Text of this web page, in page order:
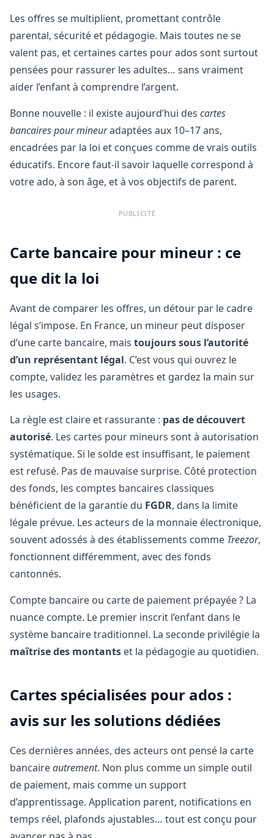
Les offres se multiplient, promettant contrôle
parental, sécurité et pédagogie. Mais toutes ne se
valent pas, et certaines cartes pour ados sont surtout
pensées pour rassurer les adultes… sans vraiment
aider l’enfant à comprendre l’argent.
Bonne nouvelle : il existe aujourd’hui des cartes
bancaires pour mineuradaptées aux 10–17 ans,
encadrées par la loi et conçues comme de vrais outils
éducatifs. Encore faut‑il savoir laquelle correspond à
votre ado, à son âge, et à vos objectifs de parent.
PUBLICITÉ
Carte bancaire pour mineur : ce
que dit la loi
Avant de comparer les offres, un détour par le cadre
légal s’impose. En France, un mineur peut disposer
d’une carte bancaire, mais toujours sous l’autorité
d’un représentant légal. C’est vous qui ouvrez le
compte, validez les paramètres et gardez la main sur
les usages.
La règle est claire et rassurante : pas de découvert
autorisé. Les cartes pour mineurs sont à autorisation
systématique. Si le solde est insuffisant, le paiement
est refusé. Pas de mauvaise surprise. Côté protection
des fonds, les comptes bancaires classiques
bénéficient de la garantie du FGDR, dans la limite
légale prévue. Les acteurs de la monnaie électronique,
souvent adossés à des établissements comme Treezor,
fonctionnent différemment, avec des fonds
cantonnés.
Compte bancaire ou carte de paiement prépayée ? La
nuance compte. Le premier inscrit l’enfant dans le
système bancaire traditionnel. La seconde privilégie la
maîtrise des montants et la pédagogie au quotidien.
Cartes spécialisées pour ados :
avis sur les solutions dédiées
Ces dernières années, des acteurs ont pensé la carte
bancaireautrement. Non plus comme un simple outil
de paiement, mais comme un support
d’apprentissage. Application parent, notifications en
temps réel, plafonds ajustables… tout est conçu pour